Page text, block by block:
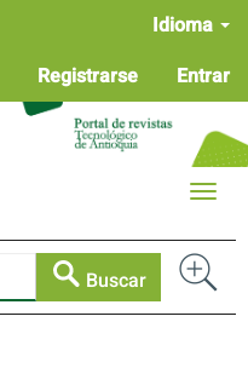
Idioma
Registrarse Entrar
Buscar
Toggle